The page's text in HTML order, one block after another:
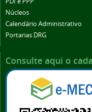
Núcleos
Calendário Administrativo
Portarias DRG
Consulte aqui o